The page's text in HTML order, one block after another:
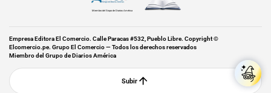
Miembro del Grupo de Diarios América
Empresa Editora El Comercio. Calle Paracas #532, Pueblo Libre. Copyright ©
Elcomercio.pe. Grupo El Comercio — Todos los derechos reservados
Miembro del Grupo de Diarios América
Subir